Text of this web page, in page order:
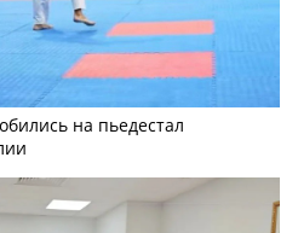
на пьедестал